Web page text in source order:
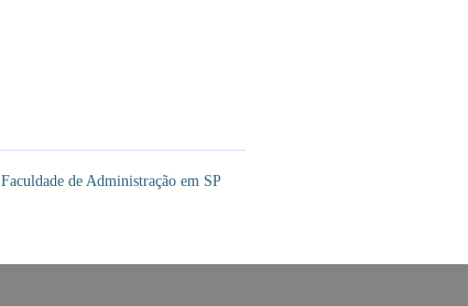
Faculdade de Administração em SP